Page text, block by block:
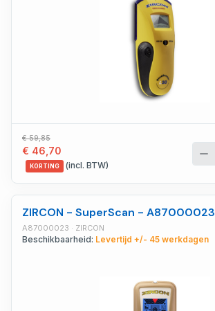
€ 59,85
€ 46,70
KORTING (incl. BTW)
ZIRCON - SuperScan - A87000023
A87000023 · ZIRCON
Beschikbaarheid: Levertijd +/- 45 werkdagen